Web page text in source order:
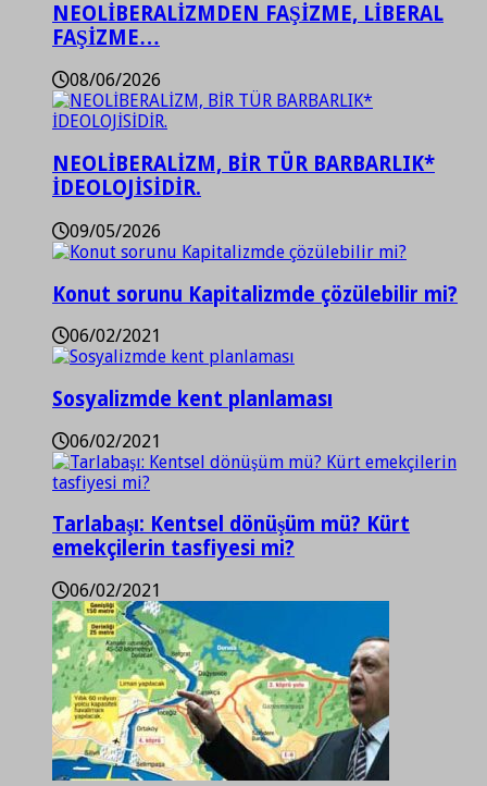
NEOLİBERALİZMDEN FAŞİZME, LİBERAL
FAŞİZME…
08/06/2026
NEOLİBERALİZM, BİR TÜR BARBARLIK*
İDEOLOJİSİDİR.
09/05/2026
Konut sorunu Kapitalizmde çözülebilir mi?
06/02/2021
Sosyalizmde kent planlaması
06/02/2021
Tarlabaşı: Kentsel dönüşüm mü? Kürt
emekçilerin tasfiyesi mi?
06/02/2021